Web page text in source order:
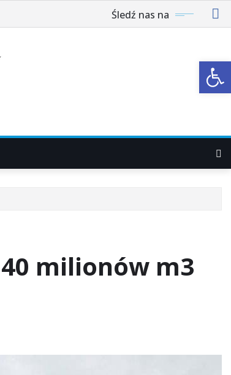
Śledź nas na
milionów m3